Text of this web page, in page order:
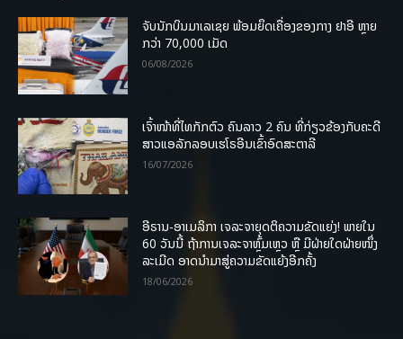
ຈັບນັກບິນມາເລເຊຍ ພ້ອມຍຶດເຄື່ອງຂອງກາງ ຢາອີ ຫຼາຍ
ກວ່າ 70,000 ເມັດ
06/08/2026
ເຈົ້າໜ້າທີ່ໄທກັກຕົວ ຄົນລາວ 2 ຄົນ ທີ່ກ່ຽວຂ້ອງກັບຄະດີ
ສາວແອລັກລອບເຮໂຣອີນເຂົ້າອົດສະຕາລີ
16/07/2026
ອີຣານ-ອາເມລິກາ ເຈລະຈາຍຸດຕິຄວາມຂັດແຍ່ງ! ພາຍໃນ
60 ວັນນີ້ ຖ້າການເຈລະຈາຫຼົ້ມເຫຼວ ຫຼື ມີຝ່າຍໃດຝ່າຍໜຶ່ງ
ລະເມີດ ອາດນໍາມາສູ່ຄວາມຂັດແຍ້ງອີກຄັ້ງ
18/06/2026